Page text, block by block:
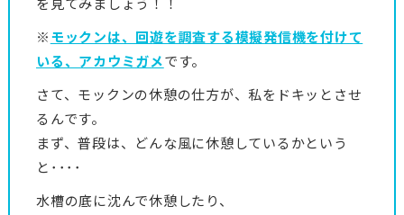
※モックンは、回遊を調査する模擬発信機を付けて
いる、アカウミガメです。
さて、モックンの休憩の仕方が、私をドキッとさせ
るんです。
まず、普段は、どんな風に休憩しているかという
と････
水槽の底に沈んで休憩したり、